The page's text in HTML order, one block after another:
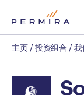
主页 / 投资组合 / 我